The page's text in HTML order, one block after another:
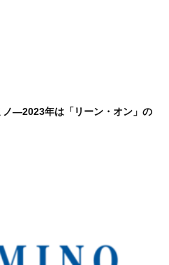
―2023年は「リーン・オン」の